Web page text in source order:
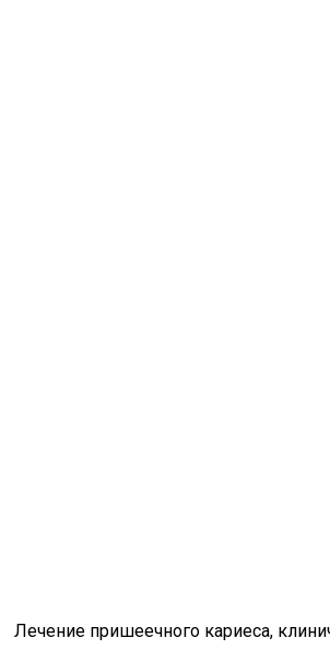
Лечение пришеечного кариеса,